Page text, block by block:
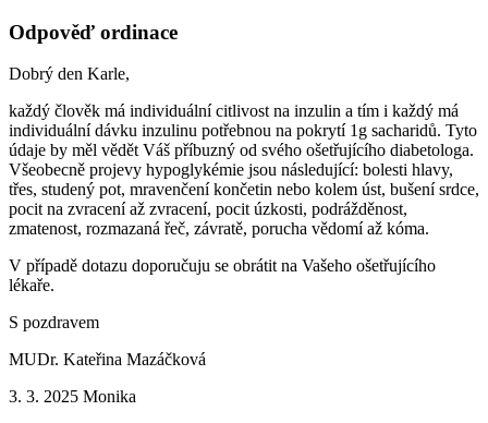
Odpověď ordinace
Dobrý den Karle,
každý člověk má individuální citlivost na inzulin a tím i každý má
individuální dávku inzulinu potřebnou na pokrytí 1g sacharidů. Tyto
údaje by měl vědět Váš příbuzný od svého ošetřujícího diabetologa.
Všeobecně projevy hypoglykémie jsou následující: bolesti hlavy,
třes, studený pot, mravenčení končetin nebo kolem úst, bušení srdce,
pocit na zvracení až zvracení, pocit úzkosti, podrážděnost,
zmatenost, rozmazaná řeč, závratě, porucha vědomí až kóma.
V případě dotazu doporučuju se obrátit na Vašeho ošetřujícího
lékaře.
S pozdravem
MUDr. Kateřina Mazáčková
3. 3. 2025 Monika